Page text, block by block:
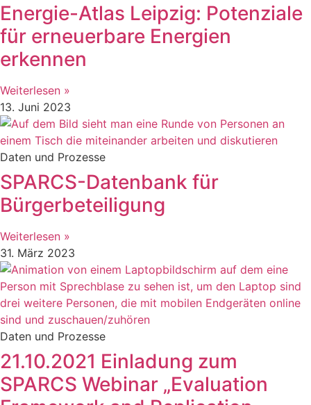
Energie-Atlas Leipzig: Potenziale
für erneuerbare Energien
erkennen
Weiterlesen »
13. Juni 2023
Daten und Prozesse
SPARCS-Datenbank für
Bürgerbeteiligung
Weiterlesen »
31. März 2023
Daten und Prozesse
21.10.2021 Einladung zum
SPARCS Webinar „Evaluation